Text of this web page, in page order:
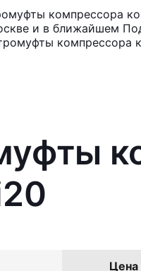
компрессора
и в ближайшем
Цена